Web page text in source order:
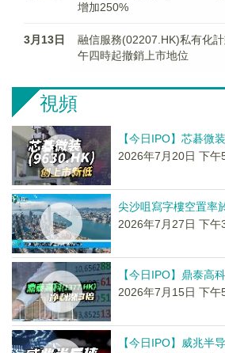
增加250%
3月13日
融信服務(02207.HK)私有化
午四時起撤銷上市地位
視頻
【今日IPO】芯碁微
2026年7月20日 下午
尖沙咀寫字樓空置率
2026年7月27日 下午
【今日IPO】鼎泰高
2026年7月15日 下午
【今日IPO】威兆半